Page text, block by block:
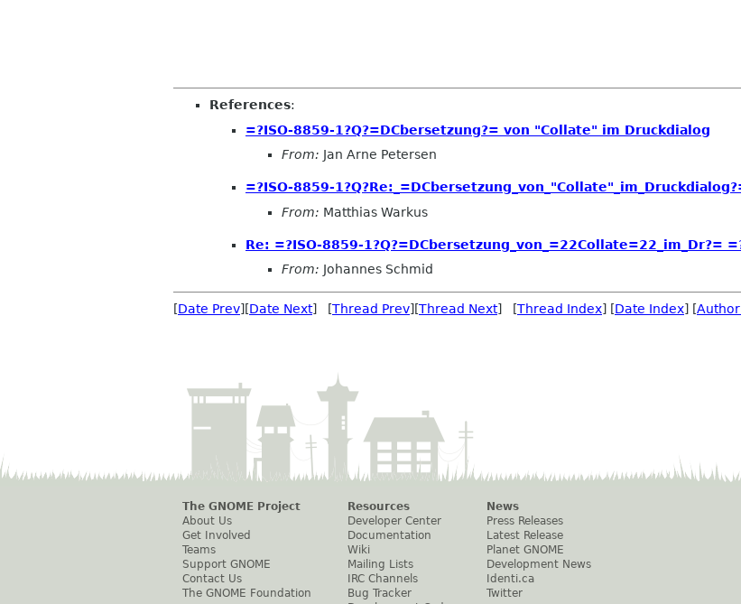
References:
=?ISO-8859-1?Q?=DCbersetzung?= von "Collate" im Druckdialog
From: Jan Arne Petersen
=?ISO-8859-
From: Matthias Warkus
Re: =?ISO-8859-1?Q?=DCbersetzung_von_=22Collate=22_im_Dr?=
From: Johannes Schmid
[Date Prev][Date Next] [Thread Prev][Thread Next] [Thread Index] [Date Index] [
The GNOME Project
About Us
Get Involved
Teams
Support GNOME
Contact Us
The GNOME Foundation
Resources
Developer Center
Documentation
Wiki
Mailing Lists
IRC Channels
Bug Tracker
News
Press Releases
Latest Release
Planet GNOME
Development News
Identi.ca
Twitter